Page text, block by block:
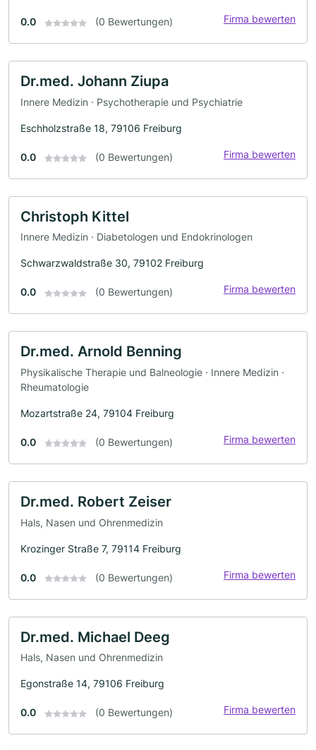
0.0 (0 Bewertungen) Firma bewerten
Dr.med. Johann Ziupa
Innere Medizin · Psychotherapie und Psychiatrie
Eschholzstraße 18, 79106 Freiburg
0.0 (0 Bewertungen) Firma bewerten
Christoph Kittel
Innere Medizin · Diabetologen und Endokrinologen
Schwarzwaldstraße 30, 79102 Freiburg
0.0 (0 Bewertungen) Firma bewerten
Dr.med. Arnold Benning
Physikalische Therapie und Balneologie · Innere Medizin ·
Rheumatologie
Mozartstraße 24, 79104 Freiburg
0.0 (0 Bewertungen) Firma bewerten
Dr.med. Robert Zeiser
Hals, Nasen und Ohrenmedizin
Krozinger Straße 7, 79114 Freiburg
0.0 (0 Bewertungen) Firma bewerten
Dr.med. Michael Deeg
Hals, Nasen und Ohrenmedizin
Egonstraße 14, 79106 Freiburg
0.0 (0 Bewertungen) Firma bewerten